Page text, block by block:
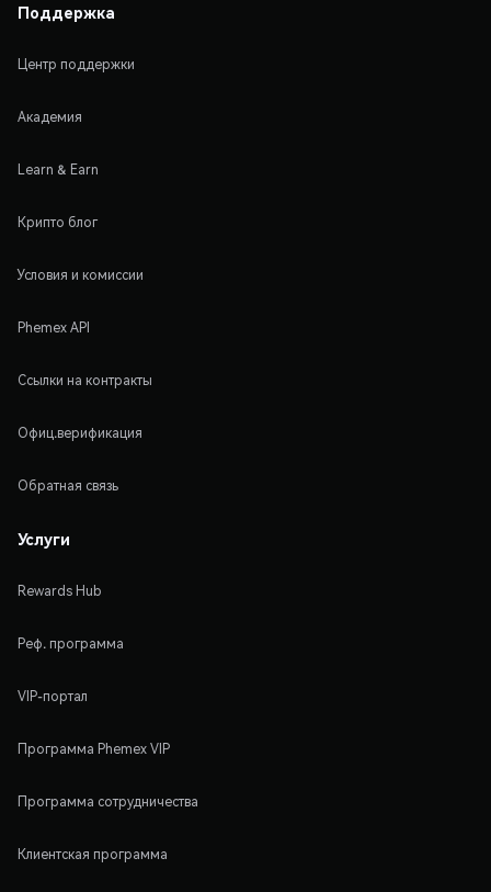
Поддержка
Центр поддержки
Академия
Learn & Earn
Крипто блог
Условия и комиссии
Phemex API
Ссылки на контракты
Офиц.верификация
Обратная связь
Услуги
Rewards Hub
Реф. программа
VIP-портал
Программа Phemex VIP
Программа сотрудничества
Клиентская программа